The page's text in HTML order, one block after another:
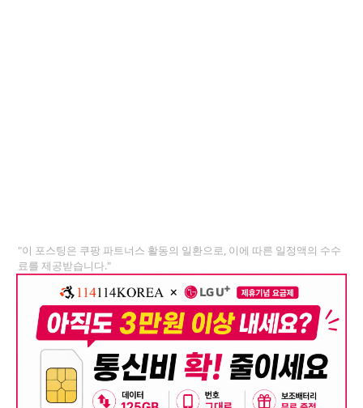
"이 포스팅은 쿠팡 파트너스 활동의 일환으로, 이에 따른 일정액의 수수
료를 제공받습니다."